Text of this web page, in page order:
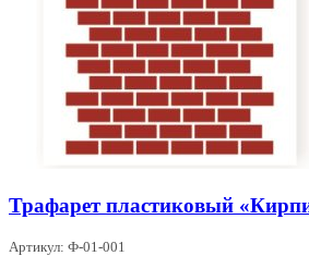
Трафарет пластиковый
Артикул: Ф-01-001